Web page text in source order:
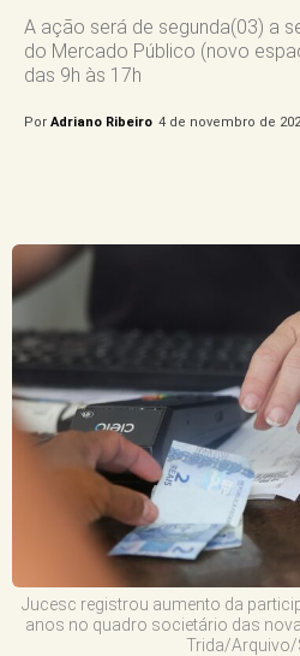
A ação será de segunda(03) a
do Mercado Público (novo
das 9h às 17h
Por Adriano Ribeiro 4 de novembro de
Jucesc registrou aumento da
anos no quadro societário das
Trida/